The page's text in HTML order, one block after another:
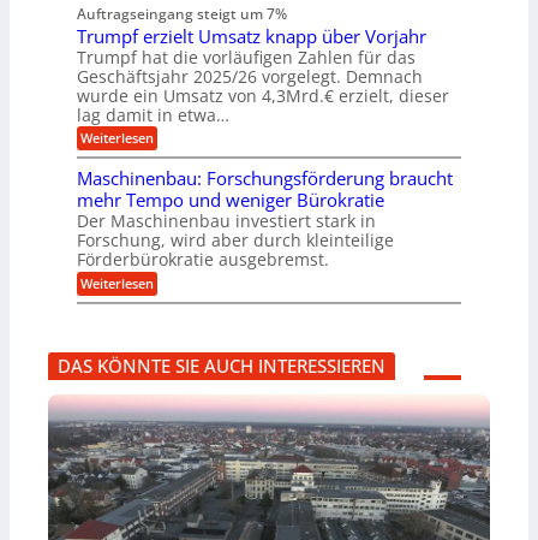
e
n
b
a
u
a
u
f
e
n
f
ü
h
r
u
n
g
e
n
B
S
C
L
w
e
i
r
e
n
t
w
i
c
k
e
l
t
r
t
u
n
g
s
r
e
e
s
H
y
b
r
i
d
u
g
l
l
a
g
e
r
Auftragseingang steigt um 7%
Trumpf erzielt Umsatz knapp über Vorjahr
Trumpf hat die vorläufigen Zahlen für das
Geschäftsjahr 2025/26 vorgelegt. Demnach
wurde ein Umsatz von 4,3Mrd.€ erzielt, dieser
lag damit in etwa…
Weiterlesen:
T
u
m
p
f
e
r
z
i
t
U
s
a
t
z
k
n
a
p
Maschinenbau: Forschungsförderung braucht
mehr Tempo und weniger Bürokratie
Der Maschinenbau investiert stark in
Forschung, wird aber durch kleinteilige
Förderbürokratie ausgebremst.
Weiterlesen:
M
c
h
i
n
e
n
b
a
u
:
F
o
DAS KÖNNTE SIE AUCH INTERESSIEREN